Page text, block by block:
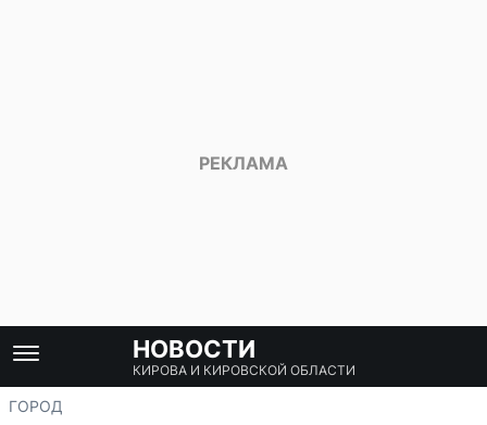
НОВОСТИ
КИРОВА И КИРОВСКОЙ ОБЛАСТИ
ГОРОД